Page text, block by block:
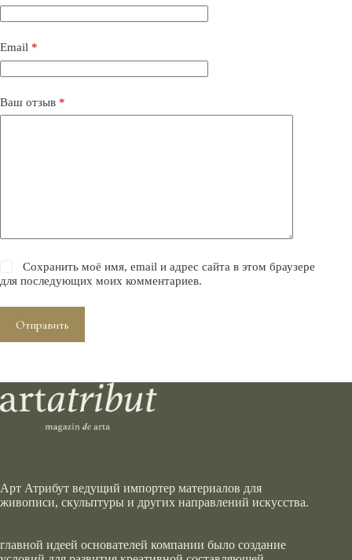
Email *
Ваш отзыв *
Сохранить моё имя, email и адрес сайта в этом браузере
для последующих моих комментариев.
Отправить
Арт Атрибут ведущий импортер материалов для
живописи, скульптуры и других направлений искусства.
главной идеей основателей компании было создание